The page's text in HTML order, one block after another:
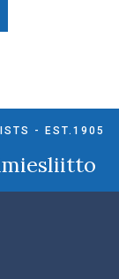
- EST.1905